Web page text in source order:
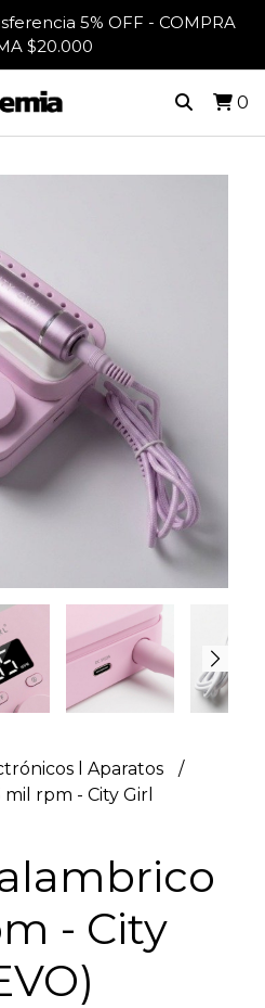
5% OFF - COMPRA
$20.000
0
l Aparatos
rpm - City Girl
- City